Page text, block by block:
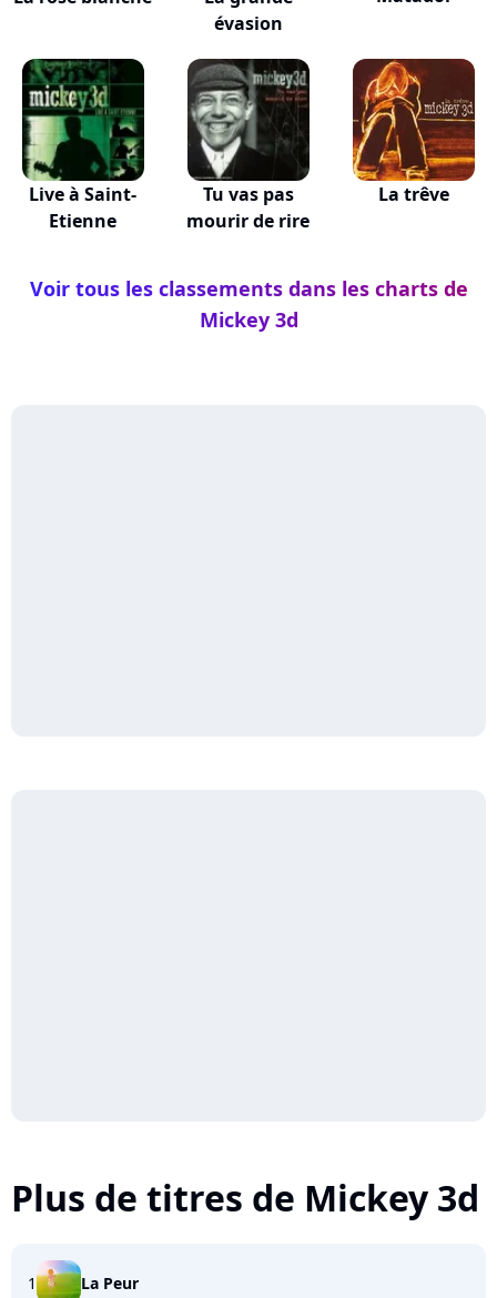
évasion
Live à Saint-
Etienne
Tu vas pas
mourir de rire
La trêve
Voir tous les classements dans les charts de
Mickey 3d
Plus de titres de Mickey 3d
1 La Peur